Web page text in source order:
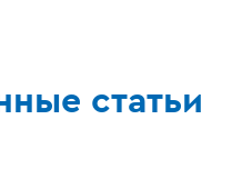
статьи